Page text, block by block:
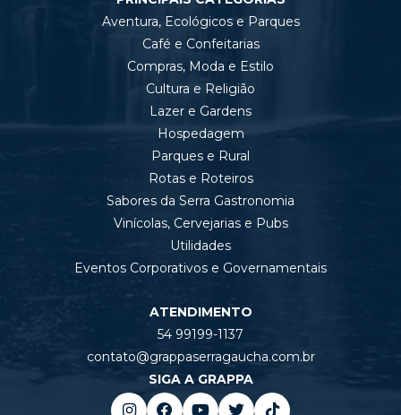
Aventura, Ecológicos e Parques
Café e Confeitarias
Compras, Moda e Estilo
Cultura e Religião
Lazer e Gardens
Hospedagem
Parques e Rural
Rotas e Roteiros
Sabores da Serra Gastronomia
Vinícolas, Cervejarias e Pubs
Utilidades
Eventos Corporativos e Governamentais
ATENDIMENTO
54 99199-1137
contato@grappaserragaucha.com.br
SIGA A GRAPPA